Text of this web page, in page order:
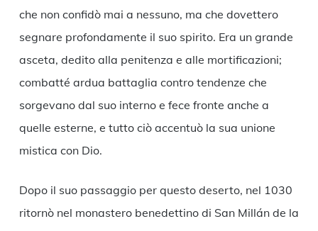
che non confidò mai a nessuno, ma che dovettero
segnare profondamente il suo spirito. Era un grande
asceta, dedito alla penitenza e alle mortificazioni;
combatté ardua battaglia contro tendenze che
sorgevano dal suo interno e fece fronte anche a
quelle esterne, e tutto ciò accentuò la sua unione
mistica con Dio.
Dopo il suo passaggio per questo deserto, nel 1030
ritornò nel monastero benedettino di San Millán de la